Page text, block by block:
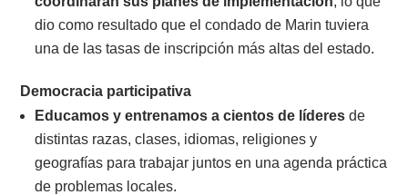
dio como resultado que el condado de Marin tuviera
una de las tasas de inscripción más altas del estado.
Democracia participativa
Educamos y entrenamos a cientos de líderes de
distintas razas, clases, idiomas, religiones y
geografías para trabajar juntos en una agenda práctica
de problemas locales.